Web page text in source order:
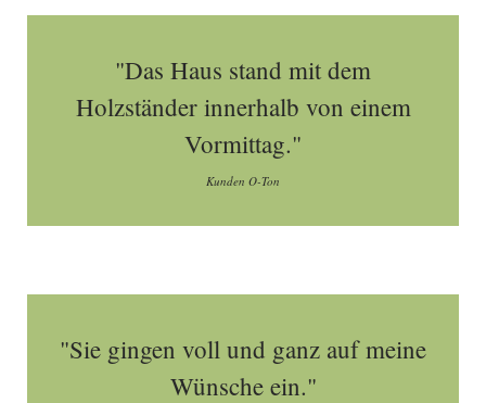
"Das Haus stand mit dem
Holzständer innerhalb von einem
Vormittag."
Kunden O-Ton
"Sie gingen voll und ganz auf meine
Wünsche ein."